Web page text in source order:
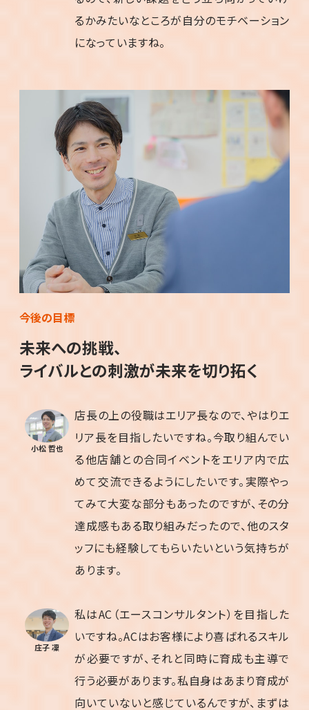
るかみたいなところが自分のモチベーション
になっていますね。
今後の目標
未来への挑戦、
ライバルとの刺激が未来を切り拓く
小松 哲也
店長の上の役職はエリア長なので、やはりエ
リア長を目指したいですね。今取り組んでい
る他店舗との合同イベントをエリア内で広
めて交流できるようにしたいです。実際やっ
てみて大変な部分もあったのですが、その分
達成感もある取り組みだったので、他のスタ
ッフにも経験してもらいたいという気持ちが
あります。
庄子 凜
私はAC（エースコンサルタント）を目指した
いですね。ACはお客様により喜ばれるスキル
が必要ですが、それと同時に育成も主導で
行う必要があります。私自身はあまり育成が
向いていないと感じているんですが、まずは